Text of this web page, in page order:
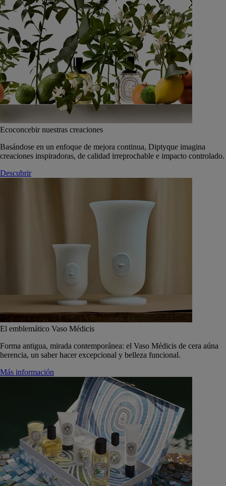
Ecoconcebir nuestras creaciones
Basándose en un enfoque de mejora continua, Diptyque imagina
creaciones inspiradoras, de calidad irreprochable e impacto controlado.
Descubrir
El emblemático Vaso Médicis
Forma antigua, mirada contemporánea: el Vaso Médicis de cera aúna
herencia, un saber hacer excepcional y belleza funcional.
Más información